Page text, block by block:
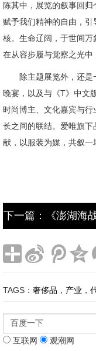
陈其中，展览的叙事回
赋予我们精神的自由，引
核。生命辽阔，于世间
在从容步履与觉察之光中
除主题展览外，还是
晚宴，以及与《T》中文
时尚博主、文化嘉宾与
长之间的联结。爱唯旗
献，以服装为媒，共叙一
下一篇：《澎湖海
TAGS： 奢侈品 ， 产业 ，
互联网 观潮网